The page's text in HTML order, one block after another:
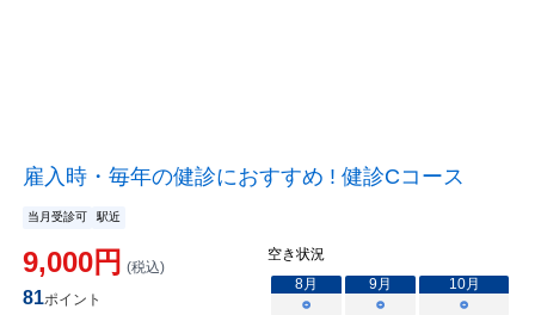
雇入時・毎年の健診におすすめ ! 健診Cコース
当月受診可 駅近
9,000円 (税込)
81ポイント
空き状況
8月 9月 10月
○
○ ○